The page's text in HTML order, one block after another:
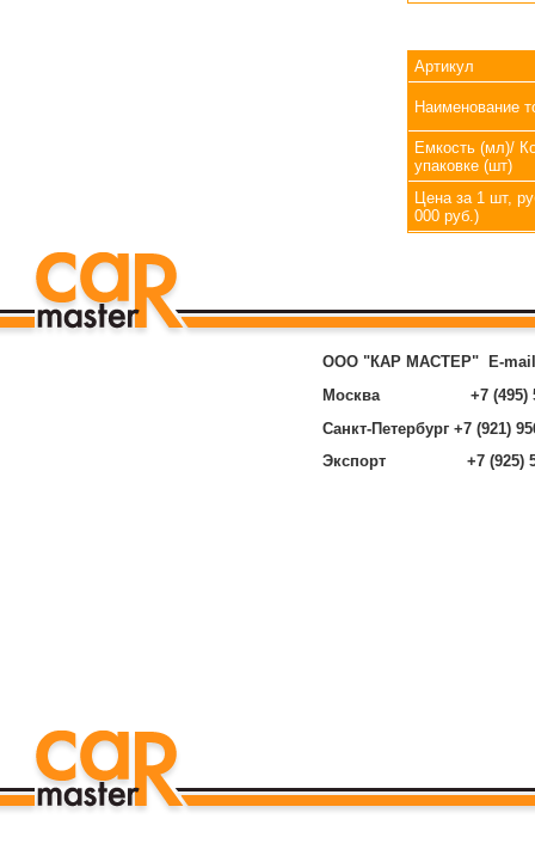
Артикул
Наименование
Емкость (мл)/
упаковке (шт)
Цена за 1 шт,
000 руб.)
ООО "КАР МАСТЕР"
E-
Москва +7 (495)
Санкт-Петербург +7 (921)
Экспорт +7 (925)